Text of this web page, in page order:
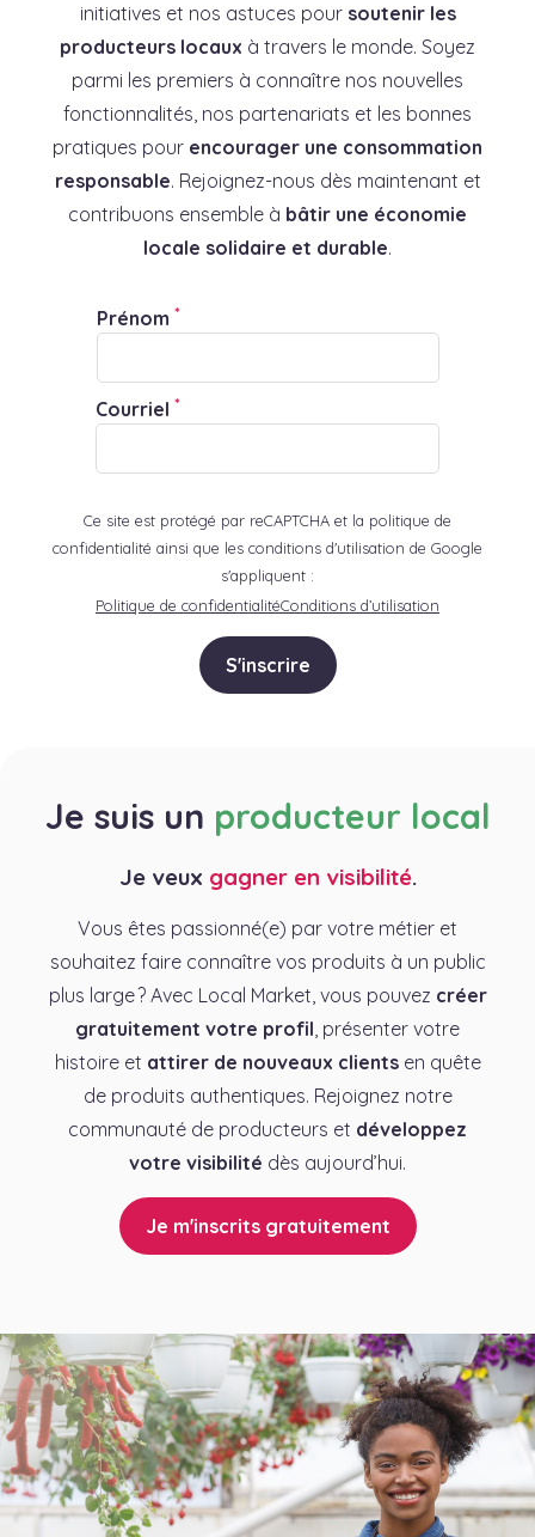
initiatives et nos astuces pour soutenir les
producteurs locaux à travers le monde. Soyez
parmi les premiers à connaître nos nouvelles
fonctionnalités, nos partenariats et les bonnes
pratiques pour encourager une consommation
responsable. Rejoignez-nous dès maintenant et
contribuons ensemble à bâtir une économie
locale solidaire et durable.
Prénom *
Courriel *
Ce site est protégé par reCAPTCHA et la politique de
confidentialité ainsi que les conditions d'utilisation de Google
s'appliquent :
Politique de confidentialitéConditions d’utilisation
S'inscrire
Je suis un producteur local
Je veux gagner en visibilité.
Vous êtes passionné(e) par votre métier et
souhaitez faire connaître vos produits à un public
plus large ? Avec Local Market, vous pouvez créer
gratuitement votre profil , présenter votre
histoire et attirer de nouveaux clientsen quête
de produits authentiques. Rejoignez notre
communauté de producteurs et développez
votre visibilité dès aujourd’hui.
Je m'inscrits gratuitement